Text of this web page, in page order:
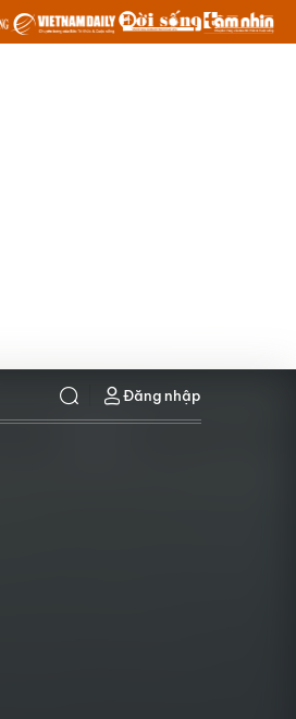
Đăng nhập